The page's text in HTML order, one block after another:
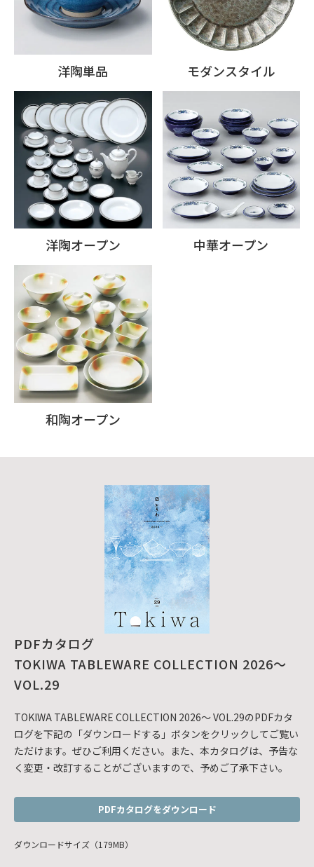
洋陶単品 モダンスタイル
洋陶オープン 中華オープン
和陶オープン
PDFカタログ
TOKIWA TABLEWARE COLLECTION 2026～
VOL.29
TOKIWA TABLEWARE COLLECTION 2026～ VOL.29のPDFカタ
ログを下記の「ダウンロードする」ボタンをクリックしてご覧い
ただけます。ぜひご利用ください。また、本カタログは、予告な
く変更・改訂することがございますので、予めご了承下さい。
PDFカタログをダウンロード
ダウンロードサイズ（179MB）